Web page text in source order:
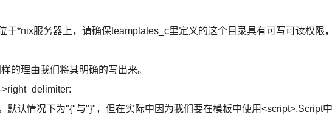
于*nix服务器上，请确保teamplates_c里定义的这个目录具有可写可读权限，
的理由我们将其明确的写出来。
默认情况下为"{"与"}"，但在实际中因为我们要在模板中使用<script>,Script中